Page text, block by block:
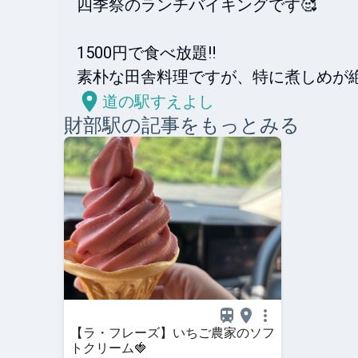
四季祭のランチバイキングです🥰
1500円で食べ放題‼️
素朴な田舎料理ですが、特に煮しめが
道の駅すえよし
財部駅の記事をもっとみる
【ラ・フレーズ】いちご農家のソフ
トクリーム🍓